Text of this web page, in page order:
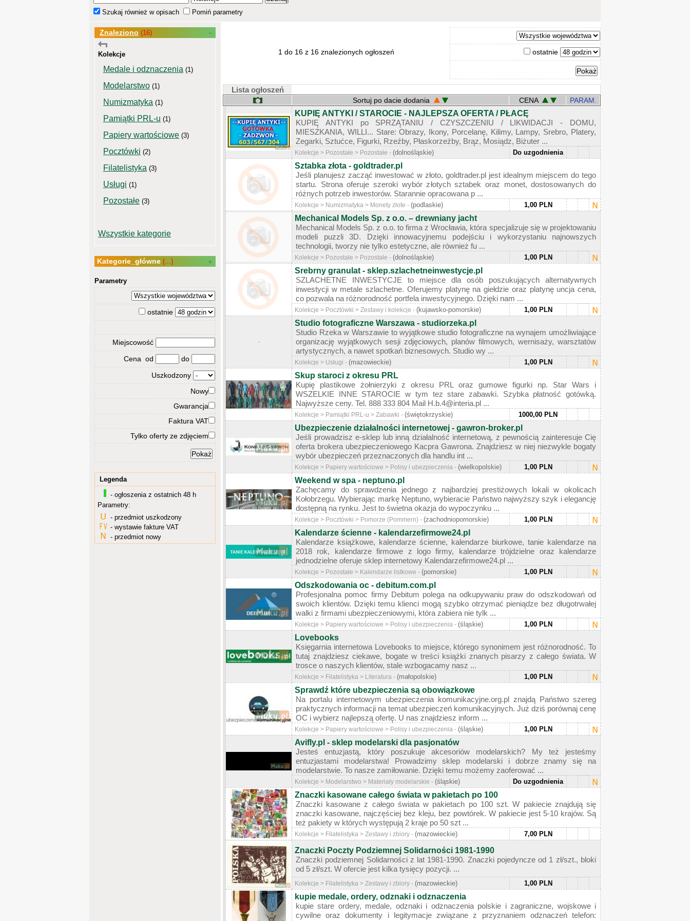
Szukaj również w opisach Pomiń parametry
Znaleziono (16)
Kolekcje
Medale i odznaczenia (1)
Modelarstwo (1)
Numizmatyka (1)
Pamiątki PRL-u (1)
Papiery wartościowe (3)
Pocztówki (2)
Filatelistyka (3)
Usługi (1)
Pozostałe (3)
Wszystkie kategorie
Kategorie_główne (...)
Parametry
ostatnie
Miejscowość
Cena od
do
Uszkodzony
Nowy
Gwarancja
Faktura VAT
Tylko oferty ze zdjęciem
Legenda
- ogłoszenia z ostatnich 48 h
Parametry:
- przedmiot uszkodzony
- wystawie fakture VAT
- przedmiot nowy
1 do 16 z 16 znalezionych ogłoszeń ostatnie
Lista ogłoszeń
Sortuj po dacie dodania CENA PARAM.
KUPIĘ ANTYKI / STAROCIE - NAJLEPSZA OFERTA / PŁACĘ
KUPIĘ ANTYKI po SPRZĄTANIU / CZYSZCZENIU / LIKWIDACJI - DOMU,
MIESZKANIA, WILLI... Stare: Obrazy, Ikony, Porcelanę, Kilimy, Lampy, Srebro, Platery,
Zegarki, Sztućce, Figurki, Rzeźby, Płaskorzeźby, Brąz, Mosiądz, Biżuter ...
Kolekcje > Pozostałe > Pozostałe - (dolnośląskie) Do uzgodnienia
Sztabka złota - goldtrader.pl
Jeśli planujesz zacząć inwestować w złoto, goldtrader.pl jest idealnym miejscem do tego
startu. Strona oferuje szeroki wybór złotych sztabek oraz monet, dostosowanych do
różnych potrzeb inwestorów. Starannie opracowana p ...
Kolekcje > Numizmatyka > Monety złote - (podlaskie) 1,00 PLN
Mechanical Models Sp. z o.o. – drewniany jacht
Mechanical Models Sp. z o.o. to firma z Wrocławia, która specjalizuje się w projektowaniu
modeli puzzli 3D. Dzięki innowacyjnemu podejściu i wykorzystaniu najnowszych
technologii, tworzy nie tylko estetyczne, ale również fu ...
Kolekcje > Pozostałe > Pozostałe - (dolnośląskie) 1,00 PLN
Srebrny granulat - sklep.szlachetneinwestycje.pl
SZLACHETNE INWESTYCJE to miejsce dla osób poszukujących alternatywnych
inwestycji w metale szlachetne. Oferujemy platynę na giełdzie oraz platynę uncja cena,
co pozwala na różnorodność portfela inwestycyjnego. Dzięki nam ...
Kolekcje > Pocztówki > Zestawy i kolekcje - (kujawsko-pomorskie) 1,00 PLN
Studio fotograficzne Warszawa - studiorzeka.pl
Studio Rzeka w Warszawie to wyjątkowe studio fotograficzne na wynajem umożliwiające
organizację wyjątkowych sesji zdjęciowych, planów filmowych, wernisaży, warsztatów
artystycznych, a nawet spotkań biznesowych. Studio wy ...
Kolekcje > Usługi - (mazowieckie) 1,00 PLN
Skup staroci z okresu PRL
Kupię plastikowe żołnierzyki z okresu PRL oraz gumowe figurki np. Star Wars i
WSZELKIE INNE STAROCIE w tym tez stare zabawki. Szybka płatność gotówką.
Najwyższe ceny. Tel. 888 333 804 Mail H.b.4@interia.pl ...
Kolekcje > Pamiątki PRL-u > Zabawki - (świętokrzyskie) 1000,00 PLN
Ubezpieczenie działalności internetowej - gawron-broker.pl
Jeśli prowadzisz e-sklep lub inną działalność internetową, z pewnością zainteresuje Cię
oferta brokera ubezpieczeniowego Kacpra Gawrona. Znajdziesz w niej niezwykle bogaty
wybór ubezpieczeń przeznaczonych dla handlu int ...
Kolekcje > Papiery wartościowe > Polisy i ubezpieczenia - (wielkopolskie) 1,00 PLN
Weekend w spa - neptuno.pl
Zachęcamy do sprawdzenia jednego z najbardziej prestiżowych lokali w okolicach
Kołobrzegu. Wybierając markę Neptuno, wybieracie Państwo najwyższy szyk i elegancję
dostępną na rynku. Jest to świetna okazja do wypoczynku ...
Kolekcje > Pocztówki > Pomorze (Pommern) - (zachodniopomorskie) 1,00 PLN
Kalendarze ścienne - kalendarzefirmowe24.pl
Kalendarze książkowe, kalendarze ścienne, kalendarze biurkowe, tanie kalendarze na
2018 rok, kalendarze firmowe z logo firmy, kalendarze trójdzielne oraz kalendarze
jednodzielne oferuje sklep internetowy Kalendarzefirmowe24.pl ...
Kolekcje > Pozostałe > Kalendarze listkowe - (pomorskie) 1,00 PLN
Odszkodowania oc - debitum.com.pl
Profesjonalna pomoc firmy Debitum polega na odkupywaniu praw do odszkodowań od
swoich klientów. Dzięki temu klienci mogą szybko otrzymać pieniądze bez długotrwałej
walki z firmami ubezpieczeniowymi, która zabiera nie tylk ...
Kolekcje > Papiery wartościowe > Polisy i ubezpieczenia - (śląskie) 1,00 PLN
Lovebooks
Księgarnia internetowa Lovebooks to miejsce, którego synonimem jest różnorodność. To
tutaj znajdziesz ciekawe, bogate w treści książki znanych pisarzy z całego świata. W
trosce o naszych klientów, stale wzbogacamy nasz ...
Kolekcje > Filatelistyka > Literatura - (małopolskie) 1,00 PLN
Sprawdź które ubezpieczenia są obowiązkowe
Na portalu internetowym ubezpieczenia komunikacyjne.org.pl znajdą Państwo szereg
praktycznych informacji na temat ubezpieczeń komunikacyjnych. Już dziś porównaj cenę
OC i wybierz najlepszą ofertę. U nas znajdziesz inform ...
Kolekcje > Papiery wartościowe > Polisy i ubezpieczenia - (śląskie) 1,00 PLN
Avifly.pl - sklep modelarski dla pasjonatów
Jesteś entuzjastą, który poszukuje akcesoriów modelarskich? My też jesteśmy
entuzjastami modelarstwa! Prowadzimy sklep modelarski i dobrze znamy się na
modelarstwie. To nasze zamiłowanie. Dzięki temu możemy zaoferować ...
Kolekcje > Modelarstwo > Materiały modelarskie - (śląskie) Do uzgodnienia
Znaczki kasowane całego świata w pakietach po 100
Znaczki kasowane z całego świata w pakietach po 100 szt. W pakiecie znajdują się
znaczki kasowane, najczęściej bez kleju, bez powtórek. W pakiecie jest 5-10 krajów. Są
też pakiety w których występują 2 kraje po 50 szt ...
Kolekcje > Filatelistyka > Zestawy i zbiory - (mazowieckie) 7,00 PLN
Znaczki Poczty Podziemnej Solidarności 1981-1990
Znaczki podziemnej Solidarności z lat 1981-1990. Znaczki pojedyncze od 1 zł/szt., bloki
od 5 zł/szt. W ofercie jest kilka tysięcy pozycji. ...
Kolekcje > Filatelistyka > Zestawy i zbiory - (mazowieckie) 1,00 PLN
kupie medale, ordery, odznaki i odznaczenia
kupie stare ordery, medale, odznaki i odznaczenia polskie i zagraniczne, wojskowe i
cywilne oraz dokumenty i legitymacje związane z przyznaniem odznaczeń telefon: